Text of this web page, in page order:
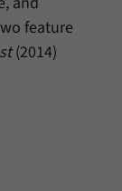
feature
(2014)